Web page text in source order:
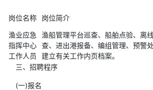
岗位名称 岗位简介
渔业应急
指挥中心
工作人员
渔船管理平台巡查、船舶点验、离
查、进出港报备、编组管理、预警处
建立有关工作内页档案。
三、招聘程序
(一)报名